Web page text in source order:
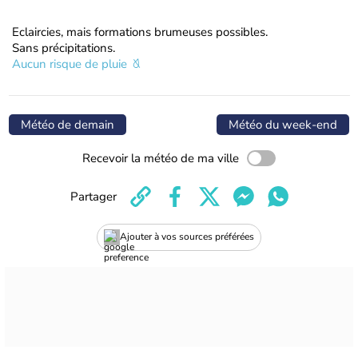
Eclaircies, mais formations brumeuses possibles.
Sans précipitations.
Aucun risque de pluie
Météo de demain Météo du week-end
Recevoir la météo de ma ville
Ajouter à vos sources préférées
Partager